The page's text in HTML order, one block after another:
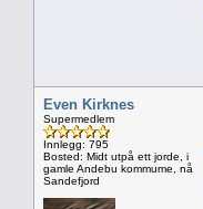
Even Kirknes
Supermedlem
Innlegg: 795
Bosted: Midt utpå ett jorde, i
gamle Andebu kommume, nå
Sandefjord